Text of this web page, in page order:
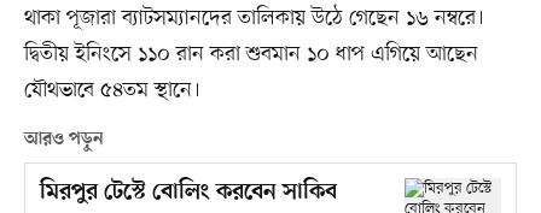
থাকা পূজারা ব্যাটসম্যানদের তালিকায় উঠে গেছেন ১৬ নম্বরে।
দ্বিতীয় ইনিংসে ১১০ রান করা শুবমান ১০ ধাপ এগিয়ে আছেন
যৌথভাবে ৫৪তম স্থানে।
আরও পড়ুন
মিরপুর টেস্টে বোলিং করবেন সাকিব